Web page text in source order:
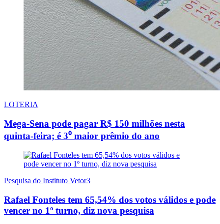
LOTERIA
Mega-Sena pode pagar R$ 150 milhões nesta
quinta-feira; é 3⁰ maior prêmio do ano
Pesquisa do Instituto Vetor3
Rafael Fonteles tem 65,54% dos votos válidos e pode
vencer no 1º turno, diz nova pesquisa